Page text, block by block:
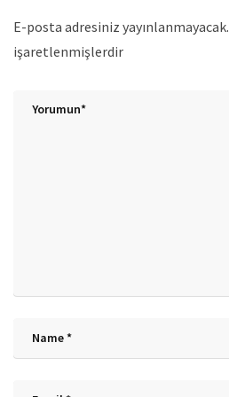
E-posta adresiniz yayınlanmayacak.
işaretlenmişlerdir